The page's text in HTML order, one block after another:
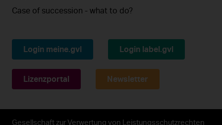
Case of succession - what to do?
Login meine.gvl Login label.gvl
Lizenzportal Newsletter
Gesellschaft zur Verwertung von Leistungsschutzrechten